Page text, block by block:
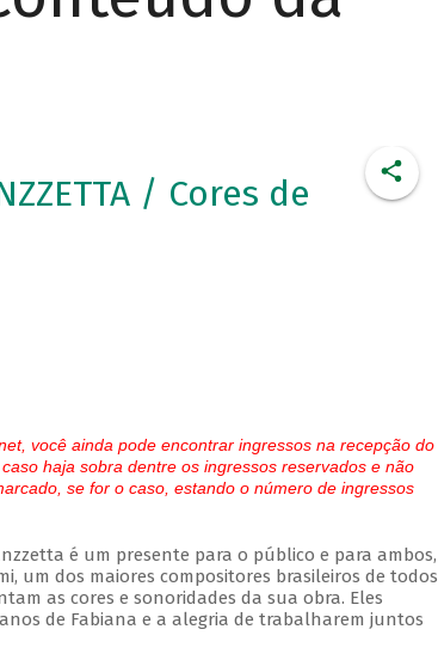
/ Cores de
você ainda pode encontrar ingressos na recepção do
haja sobra dentre os ingressos reservados e não
se for o caso, estando o número de ingressos
é um presente para o público e para ambos,
um dos maiores compositores brasileiros de todos
as cores e sonoridades da sua obra. Eles
de Fabiana e a alegria de trabalharem juntos